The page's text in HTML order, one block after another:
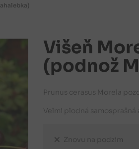
Višeň
(podnož
Prunus cerasus Morela
Velmi plodná
Znovu na podzim